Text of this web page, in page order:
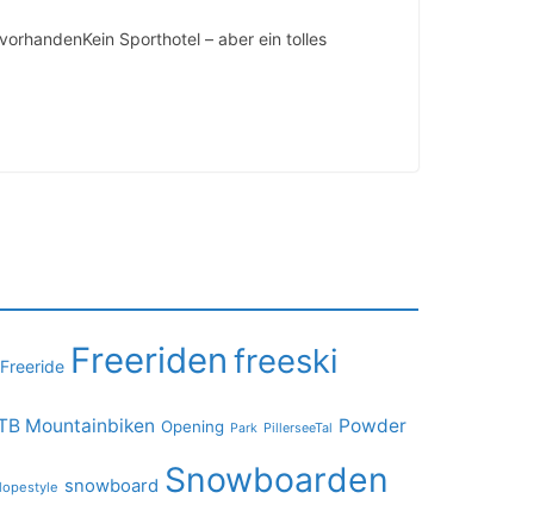
Sporthotel – aber ein tolles
Freeride Freeriden freeski
Mountainbiken Opening Park PillerseeTal Powder
snowboard Snowboarden